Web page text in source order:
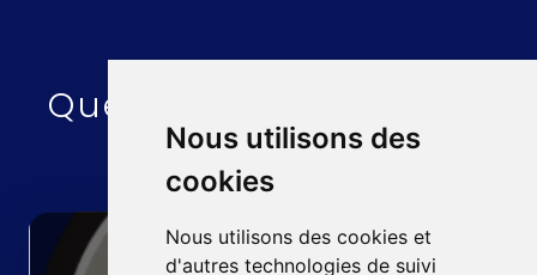
Nous utilisons des
cookies
Nous utilisons des cookies et
d'autres technologies de suivi
Quelques liens utiles :